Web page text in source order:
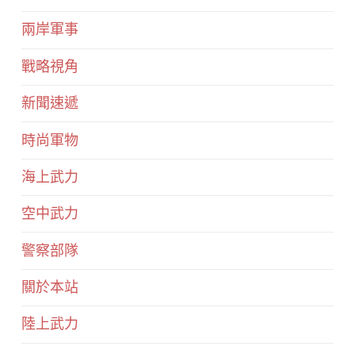
兩岸軍事
戰略視角
新聞速遞
時尚軍物
海上武力
空中武力
警察部隊
關於本站
陸上武力